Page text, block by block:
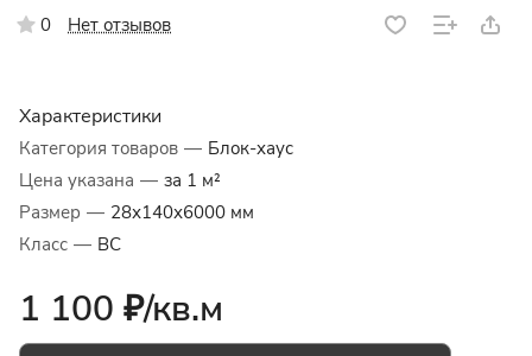
0 Нет отзывов
Характеристики
Категория товаров — Блок-хаус
Цена указана — за 1 м²
Размер — 28х140х6000 мм
Класс — BC
1 100 ₽/кв.м